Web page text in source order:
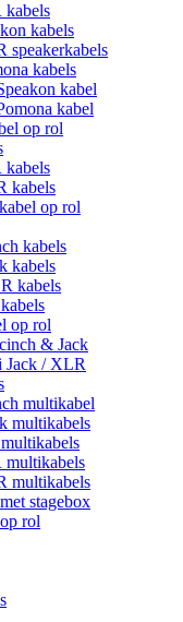
kabels
kabels
kabels
kabel
kabel
op rol
kabels
kabels
op rol
kabels
kabels
kabels
op rol
& Jack
Jack / XLR
multikabel
multikabels
multikabels
stagebox
rol